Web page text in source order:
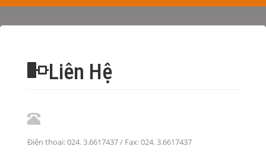
Liên Hệ
Điện thoại: 024. 3.6617437 / Fax: 024. 3.6617437